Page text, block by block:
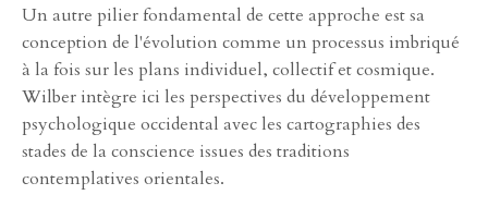
Un autre pilier fondamental de cette approche est sa
conception de l'évolution comme un processus imbriqué
à la fois sur les plans individuel, collectif et cosmique.
Wilber intègre ici les perspectives du développement
psychologique occidental avec les cartographies des
stades de la conscience issues des traditions
contemplatives orientales.